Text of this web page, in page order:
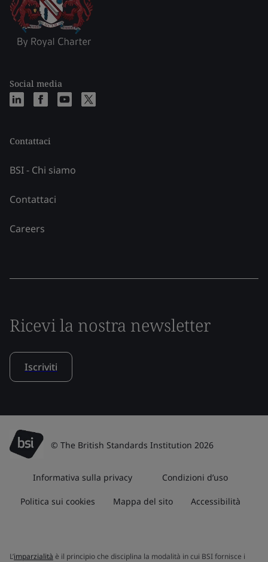
Social media
Contattaci
BSI - Chi siamo
Contattaci
Careers
Ricevi la nostra newsletter
Iscriviti
© The British Standards Institution 2026
Informativa sulla privacy Condizioni d’uso
Politica sui cookies Mappa del sito Accessibilità
L’imparzialità è il principio che disciplina la modalità in cui BSI fornisce i